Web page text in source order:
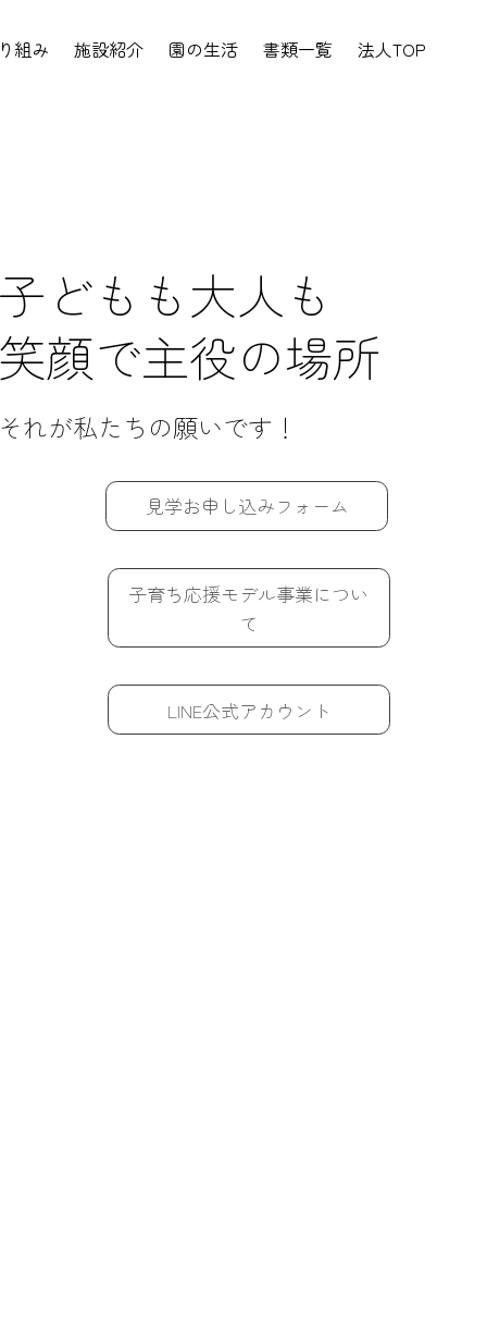
組み 施設紹介 園の生活 書類一覧 法人TOP
どもも大人も
顔で主役の場所
れが​私たちの願いです！
見学お申し込みフォーム
子育ち応援モデル事業につい
て
LINE公式アカウント